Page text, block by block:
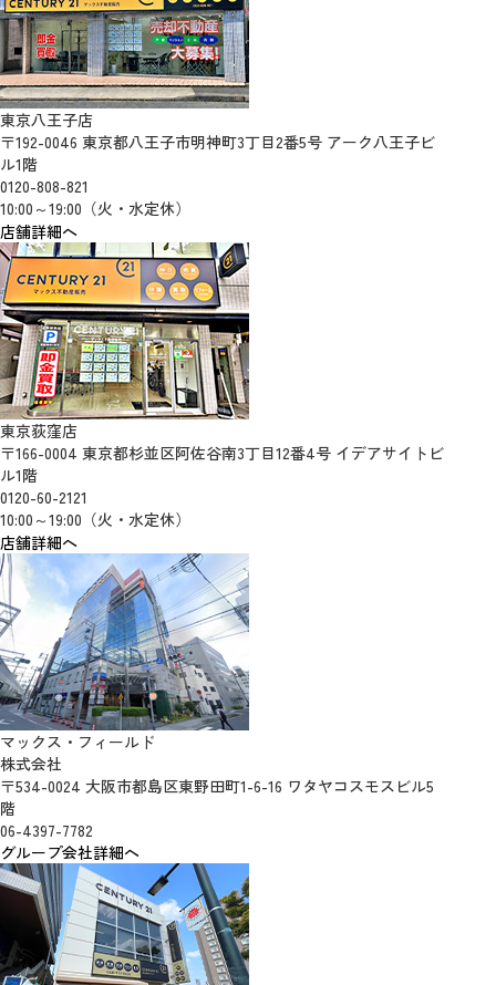
東京八王子店
〒192-0046 東京都八王子市明神町3丁目2番5号 アーク八王子ビ
ル1階
0120-808-821
10:00～19:00（火・水定休）
店舗詳細へ
東京荻窪店
〒166-0004 東京都杉並区阿佐谷南3丁目12番4号 イデアサイトビ
ル1階
0120-60-2121
10:00～19:00（火・水定休）
店舗詳細へ
マックス・フィールド
株式会社
〒534-0024 大阪市都島区東野田町1-6-16 ワタヤコスモスビル5
階
06-4397-7782
グループ会社詳細へ